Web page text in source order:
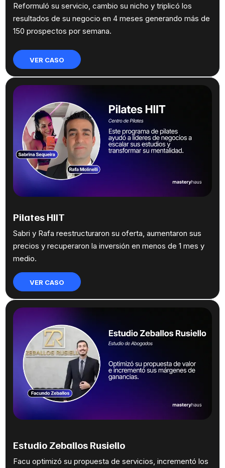
Reformuló su servicio, cambio su nicho y triplicó los
resultados de su negocio en 4 meses generando más de
150 prospectos por semana.
VER CASO
Pilates HIIT
Sabri y Rafa reestructuraron su oferta, aumentaron sus
precios y recuperaron la inversión en menos de 1 mes y
medio.
VER CASO
Estudio Zeballos Rusiello
Facu optimizó su propuesta de servicios, incrementó los